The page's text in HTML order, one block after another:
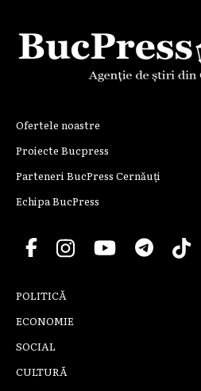
Ofertele noastre
Proiecte Bucpress
Parteneri BucPress Cernăuți
Echipa BucPress
POLITICĂ
ECONOMIE
SOCIAL
CULTURĂ